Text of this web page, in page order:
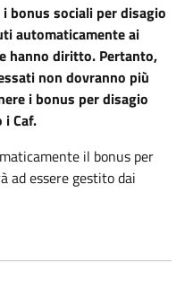
bonus sociali per disagio
automaticamente ai
hanno diritto. Pertanto,
non dovranno più
i bonus per disagio
i Caf.
il bonus per
ad essere gestito dai